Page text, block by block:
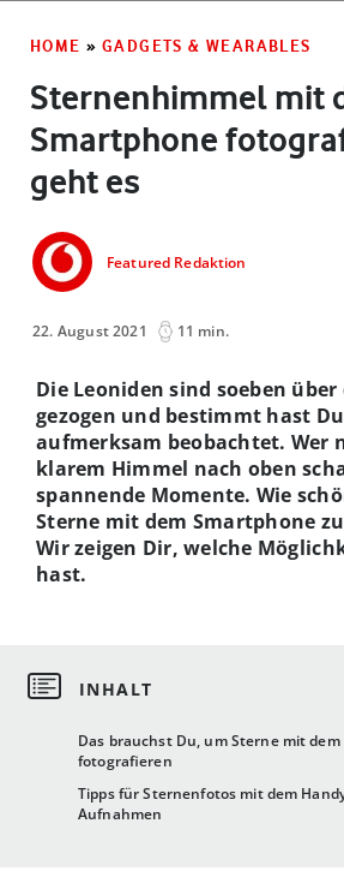
HOME » GADGETS & WEARABLES
Sternenhimmel mit
Smartphone
geht es
Featured Redaktion
22. August 2021 11 min.
Das brauchst Du, um Sterne mit dem
fotografieren
Tipps für Sternenfotos mit dem
Aufnahmen
Die Leoniden sind soeben
gezogen und bestimmt hast
aufmerksam beobachtet. Wer
klarem Himmel nach oben
spannende Momente. Wie
Sterne mit dem Smartphone
Wir zeigen Dir, welche
hast.